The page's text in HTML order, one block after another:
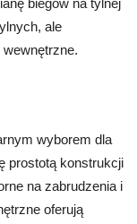
biegów na tylnej
ale
wyborem dla
prostotą konstrukcji
na zabrudzenia i
oferują